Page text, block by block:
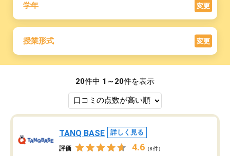
学年 変更
授業形式 変更
20件中 1～20件を表示
TANQ BASE 詳しく見る
評価 4.6 （8件）